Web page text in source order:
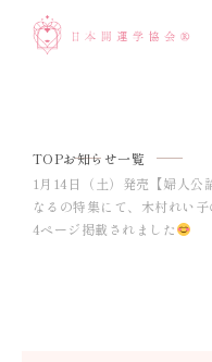
TOPお知らせ一覧
1月14日（土）発売【婦人公
なるの特集にて、木村れい
4ページ掲載されました